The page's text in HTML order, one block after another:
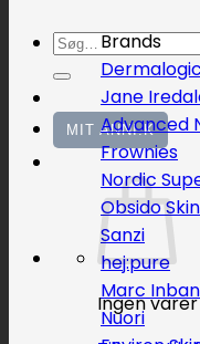
Søg
efter:
MIT ANNI.K
Ingen
Brands
Jane
Advanced
Frownies
Nordic
Obsido Skin
Sanzi
hej:pure
Marc
Nuori